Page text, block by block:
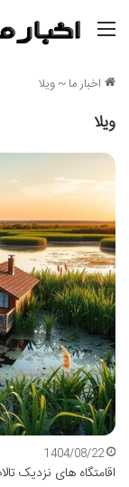
اخبار ما~ویلا
ویلا
1404/08/22
اقامتگاه های نزدیک